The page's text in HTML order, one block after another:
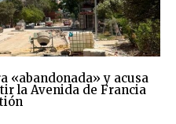
«abandonada» y acusa
la Avenida de Francia